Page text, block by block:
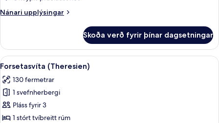
(Ludwig)
Nánari upplýsingar
Nánari
-
svefnherbergi
Skoða verð fyrir þínar dagsetningar
Skoða
allar
myndir
fyrir
Forsetasvíta
(Theresien)
Forsetasvíta (Theresien) | Stofa |
7
Forsetasvíta (Theresien)
130 fermetrar
1 svefnherbergi
Pláss fyrir 3
1 stórt tvíbreitt rúm